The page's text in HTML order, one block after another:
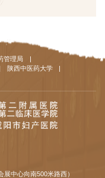
管理局
陕西中医药大学
中心向南500米路西）